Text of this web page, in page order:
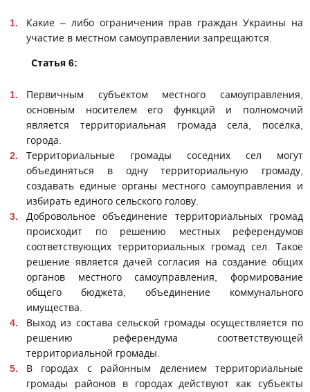
Какие – либо ограничения прав граждан Украины на
участие в местном самоуправлении запрещаются.
Статья 6:
Первичным субъектом местного самоуправления,
основным носителем его функций и полномочий
является территориальная громада села, поселка,
города.
Территориальные громады соседних сел могут
объединяться в одну территориальную громаду,
создавать единые органы местного самоуправления и
избирать единого сельского голову.
Добровольное объединение территориальных громад
происходит по решению местных референдумов
соответствующих территориальных громад сел. Такое
решение является дачей согласия на создание общих
органов местного самоуправления, формирование
общего бюджета, объединение коммунального
имущества.
Выход из состава сельской громады осуществляется по
решению референдума соответствующей
территориальной громады.
В городах с районным делением территориальные
громады районов в городах действуют как субъекты